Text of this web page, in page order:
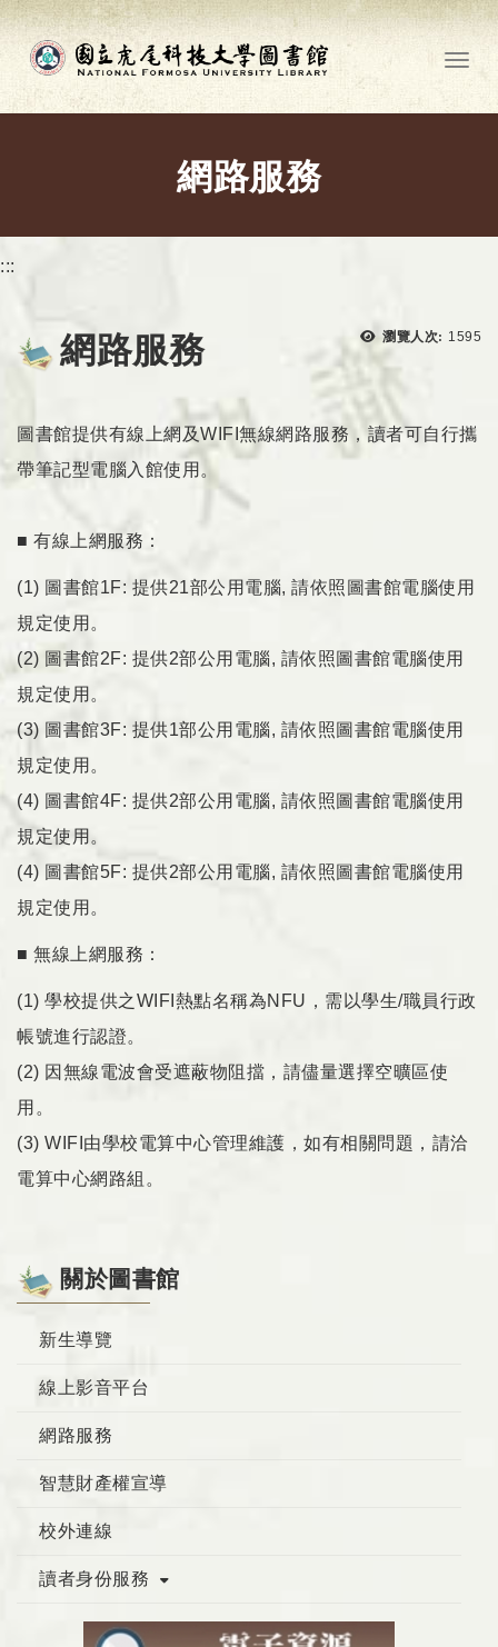
跳到主要內容
網路服務
:::
關於圖書館
新生導覽
線上影音平台
網路服務
智慧財產權宣導
校外連線
讀者身份服務
瀏覽人次: 瀏覽
1595
網路服務
圖書館提供有線上網及WIFI無線網路服務，讀者可自行攜
帶筆記型電腦入館使用。
■ 有線上網服務：
(1) 圖書館1F: 提供21部公用電腦, 請依照圖書館電腦使用
規定使用。
(2) 圖書館2F: 提供2部公用電腦, 請依照圖書館電腦使用
規定使用。
(3) 圖書館3F: 提供1部公用電腦, 請依照圖書館電腦使用
規定使用。
(4) 圖書館4F: 提供2部公用電腦, 請依照圖書館電腦使用
規定使用。
(4) 圖書館5F: 提供2部公用電腦, 請依照圖書館電腦使用
規定使用。
■ 無線上網服務：
(1) 學校提供之WIFI熱點名稱為NFU，需以學生/職員行政
帳號進行認證。
(2) 因無線電波會受遮蔽物阻擋，請儘量選擇空曠區使
用。
(3) WIFI由學校電算中心管理維護，如有相關問題，請洽
電算中心網路組。